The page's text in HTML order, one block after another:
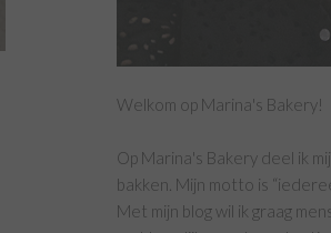
Welkom op Marina's Bakery!
Op Marina's Bakery deel ik
bakken. Mijn motto is
Met mijn blog wil ik graag